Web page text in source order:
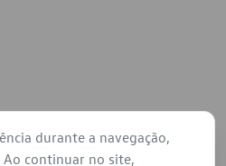
durante a navegação,
continuar no site,